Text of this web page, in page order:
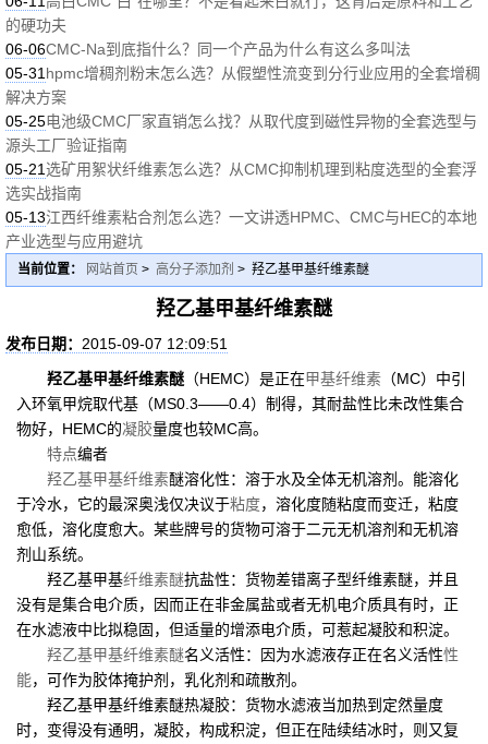
的硬功夫
06-06CMC-Na到底指什么？同一个产品为什么有这么多叫法
05-31 hpmc增稠剂粉末怎么选？从假塑性流变到分行业应用的全套增稠
解决方案
05-25电池级CMC厂家直销怎么找？从取代度到磁性异物的全套选型与
源头工厂验证指南
05-21选矿用絮状纤维素怎么选？从CMC抑制机理到粘度选型的全套浮
选实战指南
05-13江西纤维素粘合剂怎么选？一文讲透HPMC、CMC与HEC的本地
产业选型与应用避坑
当前位置： 网站首页 > 高分子添加剂 > 羟乙基甲基纤维素醚
羟乙基甲基纤维素醚
发布日期： 2015-09-07 12:09:51
羟乙基甲基纤维素醚 （HEMC）是正在甲基纤维素 （MC）中引
入环氧甲烷取代基（MS0.3——0.4）制得，其耐盐性比未改性集合
物好，HEMC的凝胶量度也较MC高。
特点编者
羟乙基甲基纤维素醚溶化性：溶于水及全体无机溶剂。能溶化
于冷水，它的最深奥浅仅决议于粘度，溶化度随粘度而变迁，粘度
愈低，溶化度愈大。某些牌号的货物可溶于二元无机溶剂和无机溶
剂山系统。
羟乙基甲基纤维素醚抗盐性：货物差错离子型纤维素醚，并且
没有是集合电介质，因而正在非金属盐或者无机电介质具有时，正
在水滤液中比拟稳固，但适量的增添电介质，可惹起凝胶和积淀。
羟乙基甲基纤维素醚名义活性：因为水滤液存正在名义活性性
能，可作为胶体掩护剂，乳化剂和疏散剂。
羟乙基甲基纤维素醚热凝胶：货物水滤液当加热到定然量度
时，变得没有通明，凝胶，构成积淀，但正在陆续结冰时，则又复